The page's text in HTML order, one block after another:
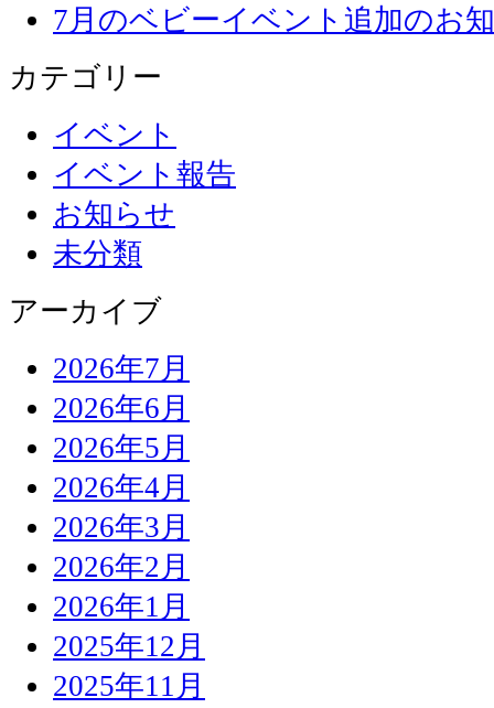
7月のベビーイベント追加のお
カテゴリー
イベント
イベント報告
お知らせ
未分類
アーカイブ
2026年7月
2026年6月
2026年5月
2026年4月
2026年3月
2026年2月
2026年1月
2025年12月
2025年11月